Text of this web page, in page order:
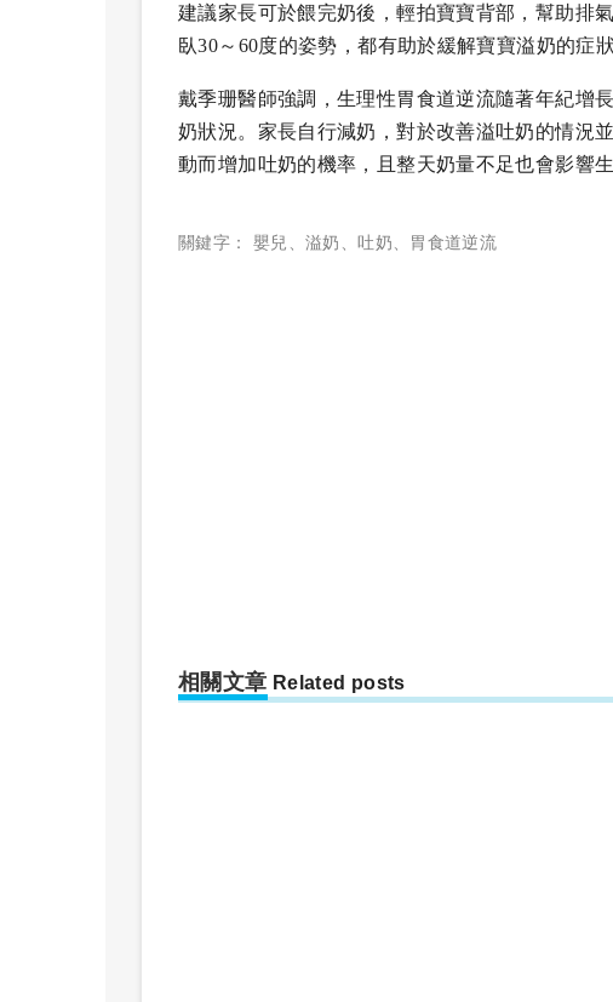
建議家長可於餵完奶後，輕拍寶寶背部，幫助排
臥30～60度的姿勢，都有助於緩解寶寶溢奶的症狀
戴季珊醫師強調，生理性胃食道逆流隨著年紀增
奶狀況。家長自行減奶，對於改善溢吐奶的情況
動而增加吐奶的機率，且整天奶量不足也會影響
關鍵字： 嬰兒 、 溢奶 、 吐奶、 胃食道逆流
相關文章 Related posts